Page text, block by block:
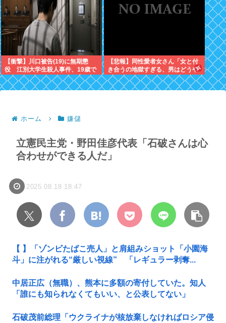
【衝撃】川口被告(19)に無期懲
役 江別大学生殺人事件、19歳で
取り返しのつかない代償を背負う
ことに
【悲報】同性愛者女さん「女と付
き合うの地獄すぎる、男はどうや
って耐えてんの？」←コレは同意
せざるおえないと話題に
ホーム 嫌儲
立憲民主党・野田佳彦代表「石破さんは心
合わせができる人だ」
2025.08.18 18:47
【 】「ゾンビたばこ売人」と肩組みショット「小園海
斗」に注がれる“厳しい視線” 「レギュラー剥奪...
中居正広（無職）、熊本に多額の寄付していた。知人
「誰にも知られなくてもいい、と公表してない」
石破茂前総理「ウクライナが核放棄しなければロシア侵